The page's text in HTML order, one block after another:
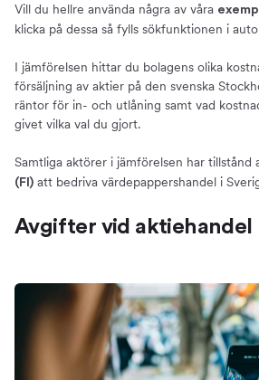
Vill du hellre använda några av våra
klicka på dessa så fylls sökfunktionen i
I jämförelsen hittar du bolagens olika
försäljning av aktier på den svenska
räntor för in- och utlåning samt vad
givet vilka val du gjort.
Samtliga aktörer i jämförelsen har tillstånd
(FI) att bedriva värdepappershandel i
Avgifter vid aktiehandel